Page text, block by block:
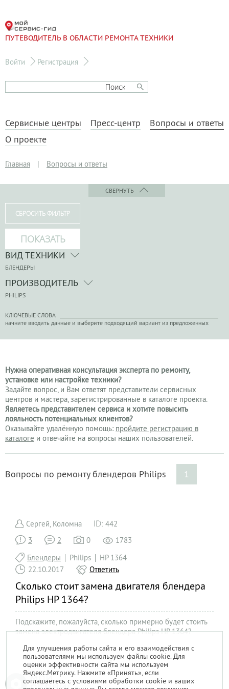
ПУТЕВОДИТЕЛЬ В ОБЛАСТИ РЕМОНТА ТЕХНИКИ
Войти Регистрация
Сервисные центры Пресс-центр
Вопросы и ответы
О проекте
Главная | Вопросы и ответы
СВЕРНУТЬ
ВИД ТЕХНИКИ
БЛЕНДЕРЫ
ПРОИЗВОДИТЕЛЬ
PHILIPS
КЛЮЧЕВЫЕ СЛОВА
начните вводить данные и выберите подходящий вариант из предложенных
Нужна оперативная консультация эксперта по ремонту,
установке или настройке техники?
Задайте вопрос, и Вам ответят представители сервисных
центров и мастера, зарегистрированные в каталоге проекта.
Являетесь представителем сервиса и хотите повысить
лояльность потенциальных клиентов?
Оказывайте удалённую помощь: пройдите регистрацию в
каталоге и отвечайте на вопросы наших пользователей.
Вопросы по ремонту блендеров Philips 1
Сергей, Коломна
442
3
2 0
1783
Блендеры
Philips
HP 1364
22.10.2017
Ответить
Сколько стоит замена двигателя блендера
Philips HP 1364?
Подскажите, пожалуйста, сколько примерно будет стоить
замена электродвигателя блендера Philips HP 1364?
1
Для улучшения работы сайта и его взаимодействия с
пользователями мы используем файлы cookie. Для
оценки эффективности сайта мы используем
Яндекс.Метрику. Нажмите «Принять», если
соглашаетесь с условиями обработки cookie и ваших